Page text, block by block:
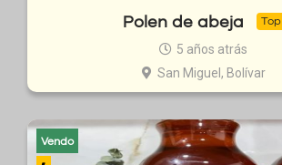
Polen de abeja Top
5 años atrás
San Miguel, Bolívar
Vendo